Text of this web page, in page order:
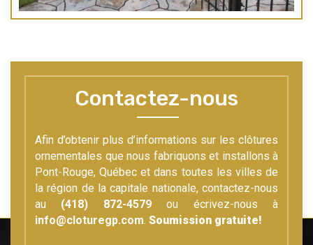
Contactez-nous
Afin d’obtenir plus d’informations sur les clôtures
ornementales que nous fabriquons et installons à
Pont-Rouge, Québec et dans toutes les villes de
la région de la capitale nationale, contactez-nous
au (418) 872-4579ou écrivez-nous à
info@cloturegp.com. Soumission gratuite!